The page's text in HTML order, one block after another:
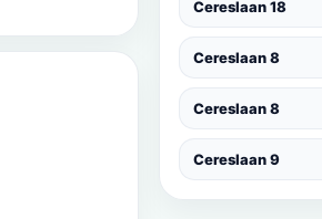
Cereslaan 18
Cereslaan 8
Cereslaan 8
Cereslaan 9